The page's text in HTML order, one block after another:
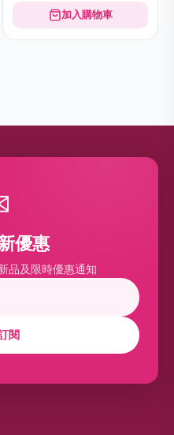
加入購物車
優惠
品及限時優惠通知
閱